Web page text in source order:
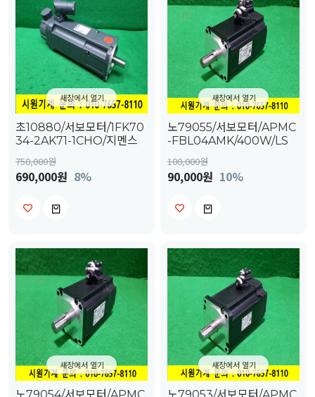
새창에서 열기
초10880/서보모터/1FK70
34-2AK71-1CHO/지멘스
750,000원
690,000원 8%
새창에서 열기
노79055/서보모터/APMC
-FBL04AMK/400W/LS
100,000원
90,000원 10%
새창에서 열기 새창에서 열기